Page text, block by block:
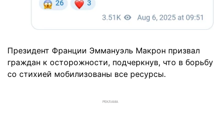
Президент Франции Эммануэль Макрон призвал
граждан к осторожности, подчеркнув, что в борьбу
со стихией мобилизованы все ресурсы.
РЕКЛАМА